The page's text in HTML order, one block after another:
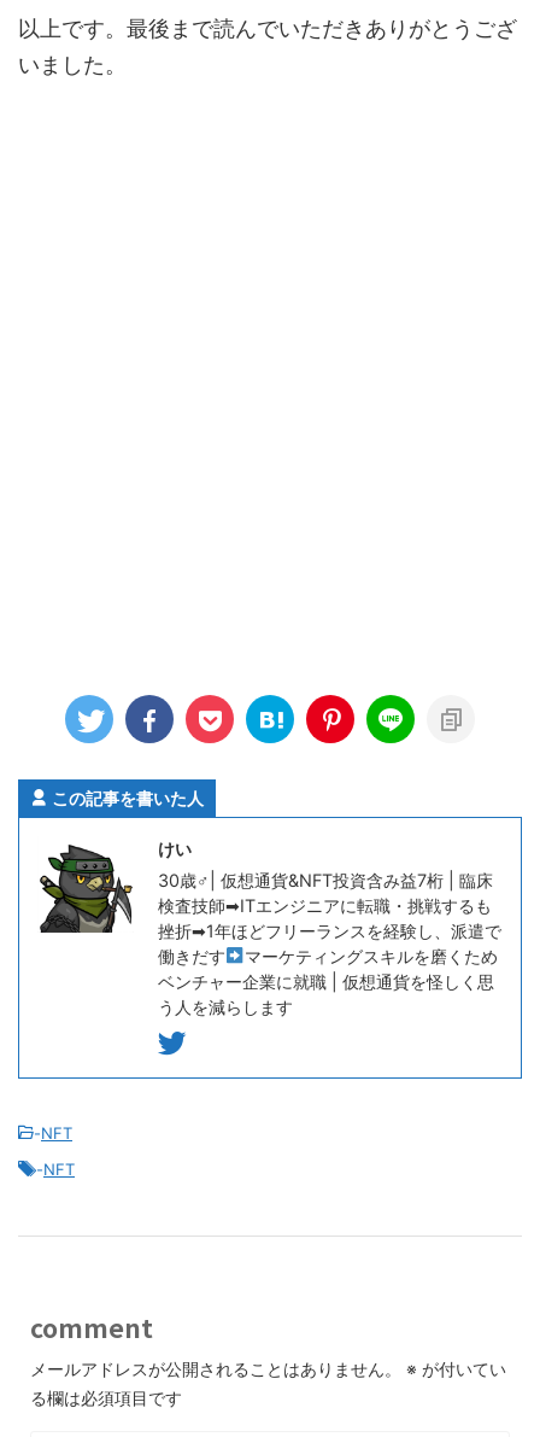
以上です。最後まで読んでいただきありがとうござ
いました。
この記事を書いた人
けい
30歳♂| 仮想通貨&NFT投資含み益7桁 | 臨床
検査技師➡ITエンジニアに転職・挑戦するも
挫折➡1年ほどフリーランスを経験し、派遣で
働きだす
マーケティングスキルを磨くため
ベンチャー企業に就職 | 仮想通貨を怪しく思
う人を減らします
-NFT
-NFT
comment
メールアドレスが公開されることはありません。 ※ が付いてい
る欄は必須項目です